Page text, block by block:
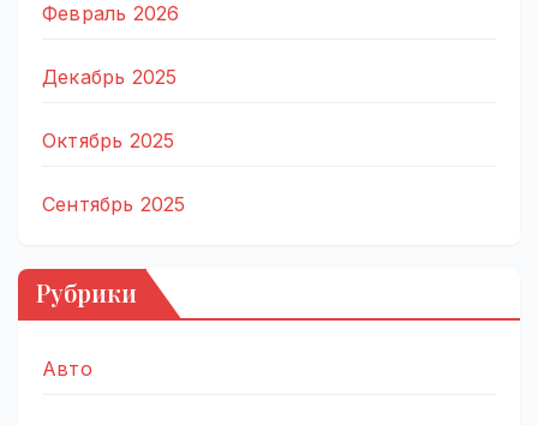
Февраль 2026
Декабрь 2025
Октябрь 2025
Сентябрь 2025
Рубрики
Авто